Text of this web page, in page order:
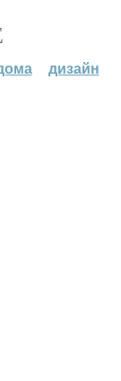
дизайн